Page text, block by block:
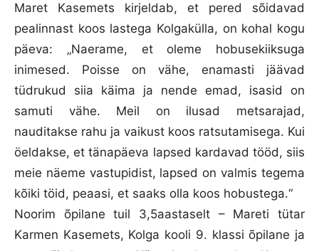
Maret Kasemets kirjeldab, et pered sõidavad
pealinnast koos lastega Kolgakülla, on kohal kogu
päeva: „Naerame, et oleme hobusekiiksuga
inimesed. Poisse on vähe, enamasti jäävad
tüdrukud siia käima ja nende emad, isasid on
samuti vähe. Meil on ilusad metsarajad,
nauditakse rahu ja vaikust koos ratsutamisega. Kui
öeldakse, et tänapäeva lapsed kardavad tööd, siis
meie näeme vastupidist, lapsed on valmis tegema
kõiki töid, peaasi, et saaks olla koos hobustega.“
Noorim õpilane tuil 3,5aastaselt – Mareti tütar
Karmen Kasemets, Kolga kooli 9. klassi õpilane ja